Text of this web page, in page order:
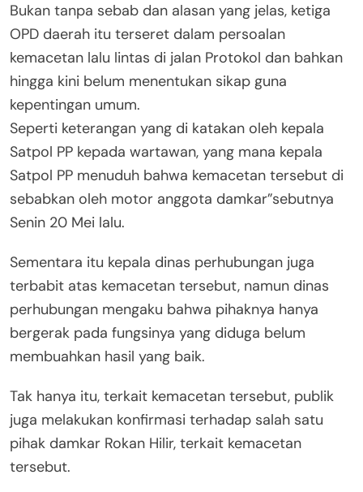
Bukan tanpa sebab dan alasan yang jelas, ketiga
OPD daerah itu terseret dalam persoalan
kemacetan lalu lintas di jalan Protokol dan bahkan
hingga kini belum menentukan sikap guna
kepentingan umum.
Seperti keterangan yang di katakan oleh kepala
Satpol PP kepada wartawan, yang mana kepala
Satpol PP menuduh bahwa kemacetan tersebut di
sebabkan oleh motor anggota damkar”sebutnya
Senin 20 Mei lalu.
Sementara itu kepala dinas perhubungan juga
terbabit atas kemacetan tersebut, namun dinas
perhubungan mengaku bahwa pihaknya hanya
bergerak pada fungsinya yang diduga belum
membuahkan hasil yang baik.
Tak hanya itu, terkait kemacetan tersebut, publik
juga melakukan konfirmasi terhadap salah satu
pihak damkar Rokan Hilir, terkait kemacetan
tersebut.